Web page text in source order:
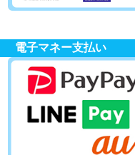
電子マネー支払い